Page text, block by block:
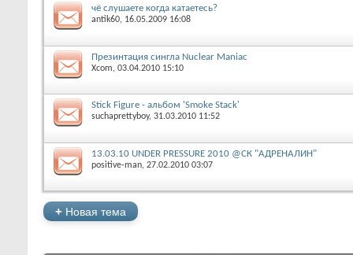
чё слушаете когда катаетесь?
antik60‎, 16.05.2009 16:08
Презинтация сингла Nuclear Maniac
Xcom‎, 03.04.2010 15:10
Stick Figure - альбом 'Smoke Stack'
suchaprettyboy‎, 31.03.2010 11:52
13.03.10 UNDER PRESSURE 2010 @СК "АДРЕНАЛИН"
positive-man‎, 27.02.2010 03:07
+ Новая тема